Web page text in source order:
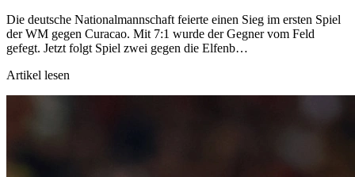
Die deutsche Nationalmannschaft feierte einen Sieg im ersten Spiel
der WM gegen Curacao. Mit 7:1 wurde der Gegner vom Feld
gefegt. Jetzt folgt Spiel zwei gegen die Elfenb…
Artikel lesen